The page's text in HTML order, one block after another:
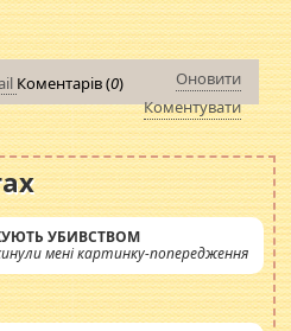
Коментарів (0)
Оновити
Коментувати
УБИВСТВОМ
мені картинку-попередження